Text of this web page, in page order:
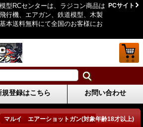
型RCセンターは、ラジコン商品は
行機、エアガン、鉄道模型、木製
本送料無料にて全国のお客様にお
PCサイト
規登録はこちら お問い合わせ
マルイ エアーショットガン(対象年齢18才以上)